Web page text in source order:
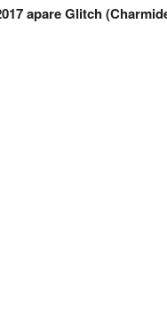
apare Glitch